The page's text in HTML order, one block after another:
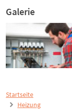
Startseite
Heizung
Galerie